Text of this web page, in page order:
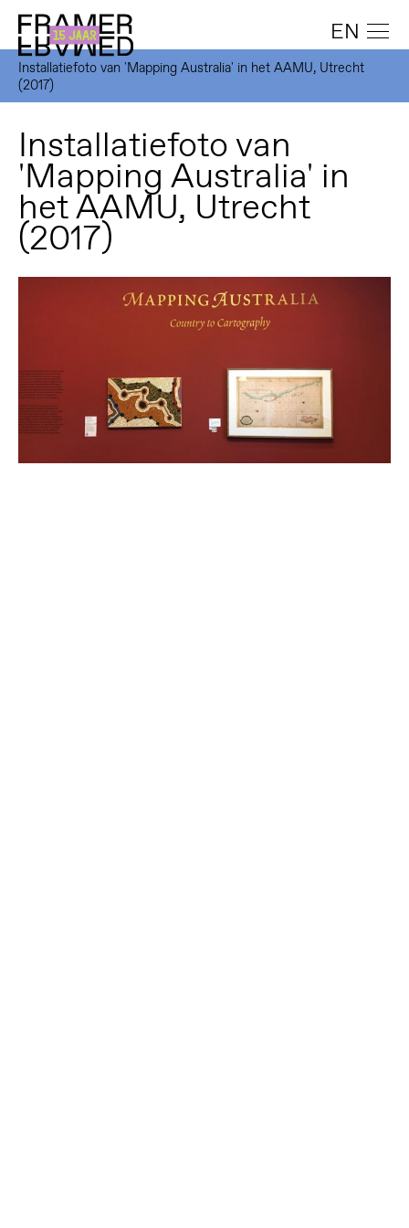
EN
Installatiefoto van 'Mapping Australia' in het AAMU, Utrecht
(2017)
Installatiefoto van
'Mapping Australia' in
het AAMU, Utrecht
(2017)